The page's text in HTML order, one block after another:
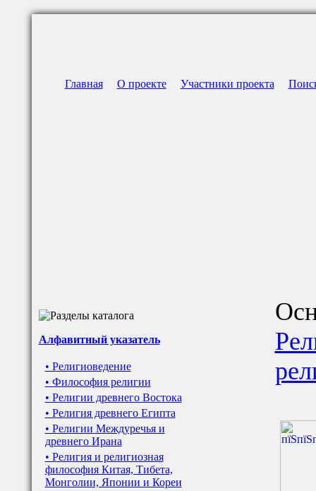
Главная О проекте Участники проекта
Алфавитный указатель
• Религиоведение
• Философия религии
• Религии древнего Востока
• Религия древнего Египта
• Религии Междуречья и
древнего Ирана
• Религия и религиозная
философия Китая, Тибета,
Монголии, Японии и Кореи